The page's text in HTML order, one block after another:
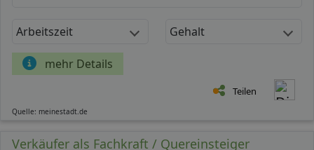
Arbeitszeit Gehalt
mehr Details
Teilen
Quelle: meinestadt.de
Verkäufer als Fachkraft / Quereinsteiger